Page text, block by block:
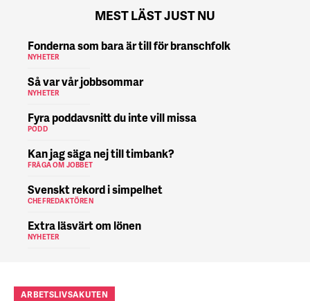
MEST LÄST JUST NU
Fonderna som bara är till för branschfolk
NYHETER
Så var vår jobbsommar
NYHETER
Fyra poddavsnitt du inte vill missa
PODD
Kan jag säga nej till timbank?
FRÅGA OM JOBBET
Svenskt rekord i simpelhet
CHEFREDAKTÖREN
Extra läsvärt om lönen
NYHETER
ARBETSLIVSAKUTEN